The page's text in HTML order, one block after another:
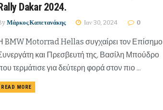
Dakar 2024.
Μάρκος Καπετανάκης Ιαν 30, 2024 0
BMW Motorrad Hellas συγχαίρει τον Επίσημο
και Πρεσβευτή της, Βασίλη Μπούδρο
τερμάτισε για δεύτερη φορά στον πιο ...
READ MORE